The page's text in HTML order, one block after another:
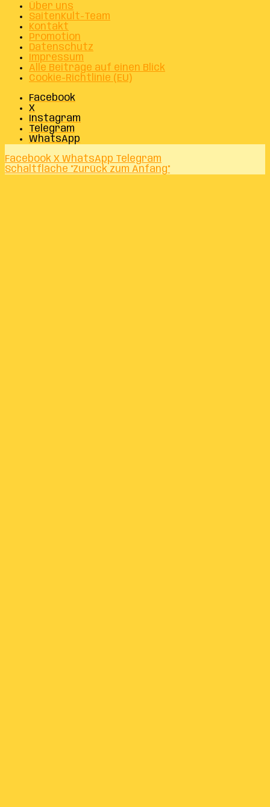
Über uns
SaitenKult-Team
Kontakt
Promotion
Datenschutz
Impressum
Alle Beiträge auf einen Blick
Cookie-Richtlinie (EU)
Facebook
X
Instagram
Telegram
WhatsApp
Facebook X WhatsApp Telegram
Schaltfläche "Zurück zum Anfang"